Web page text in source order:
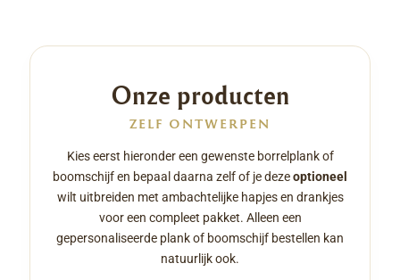
Onze producten
ZELF ONTWERPEN
Kies eerst hieronder een gewenste borrelplank of
boomschijf en bepaal daarna zelf of je dezeoptioneel
wilt uitbreiden met ambachtelijke hapjes en drankjes
voor een compleet pakket. Alleen een
gepersonaliseerde plank of boomschijf bestellen kan
natuurlijk ook.